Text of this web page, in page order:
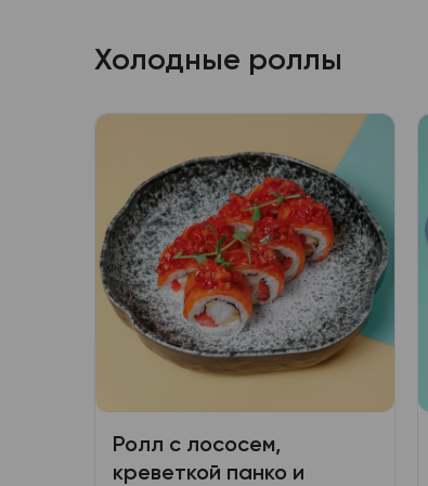
Холодные роллы
Ролл с лососем,
креветкой панко и